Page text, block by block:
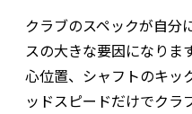
クラブのスペックが自分
スの大きな要因になりま
心位置、シャフトのキッ
ッドスピードだけでクラ